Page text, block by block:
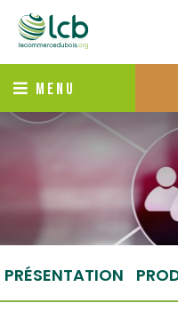
MENU
PRÉSENTATION